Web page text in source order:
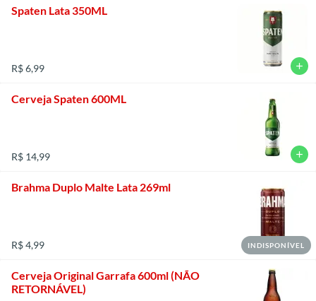
Spaten Lata 350ML
R$ 6,99 add
Cerveja Spaten 600ML
R$ 14,99 add
Brahma Duplo Malte Lata 269ml
R$ 4,99 INDISPONÍVEL
Cerveja Original Garrafa 600ml (NÃO
RETORNÁVEL)